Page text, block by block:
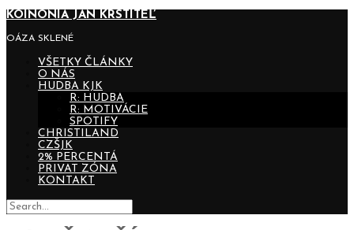
KOINONIA JÁN KRSTITEĽ
OÁZA SKLENÉ
VŠETKY ČLÁNKY
O NÁS
HUDBA KJK
R: HUDBA
R: MOTIVÁCIE
SPOTIFY
CHRISTILAND
CZŠJK
2% PERCENTÁ
PRIVAT ZÓNA
KONTAKT